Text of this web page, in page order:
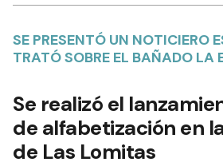
SE PRESENTÓ UN NOTICIERO
TRATÓ SOBRE EL BAÑADO LA
Se realizó el
de alfabetización en
de Las Lomitas